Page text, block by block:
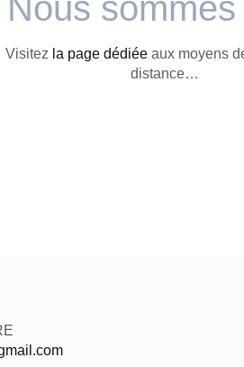
Visitez la page dédiée aux moyens
distance…